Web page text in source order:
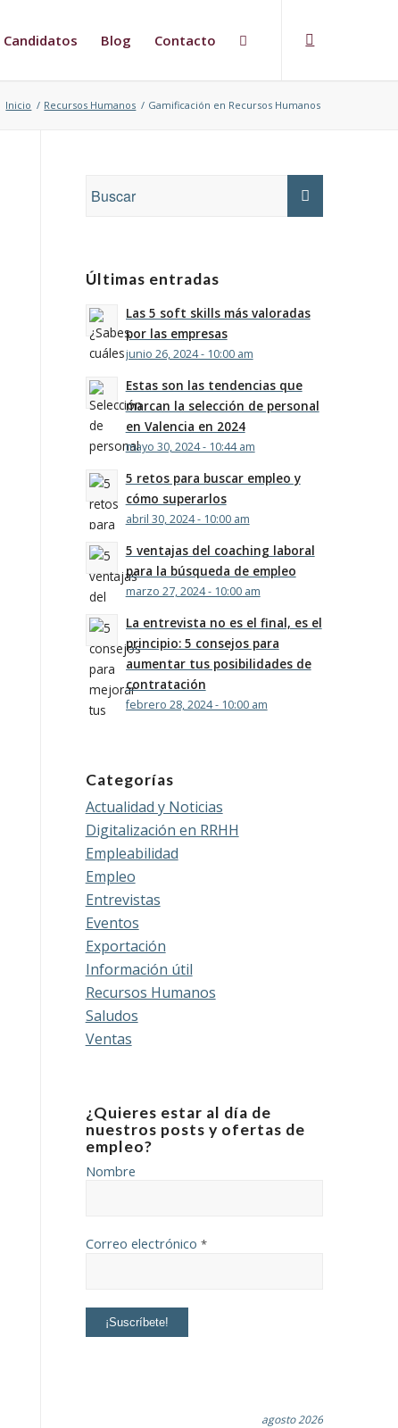
Candidatos Blog Contacto
Inicio / Recursos Humanos / Gamificación en Recursos Humanos
Últimas entradas
Las 5 soft skills más valoradas
por las empresas
junio 26, 2024 - 10:00 am
Estas son las tendencias que
marcan la selección de personal
en Valencia en 2024
mayo 30, 2024 - 10:44 am
5 retos para buscar empleo y
cómo superarlos
abril 30, 2024 - 10:00 am
5 ventajas del coaching laboral
para la búsqueda de empleo
marzo 27, 2024 - 10:00 am
La entrevista no es el final, es el
principio: 5 consejos para
aumentar tus posibilidades de
contratación
febrero 28, 2024 - 10:00 am
Categorías
Actualidad y Noticias
Digitalización en RRHH
Empleabilidad
Empleo
Entrevistas
Eventos
Exportación
Información útil
Recursos Humanos
Saludos
Ventas
¿Quieres estar al día de
nuestros posts y ofertas de
empleo?
Nombre
Correo electrónico *
agosto 2026